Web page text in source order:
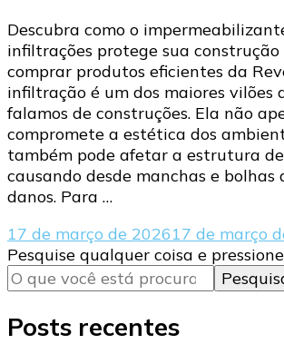
Descubra como o
infiltrações protege sua construção
comprar produtos eficientes da
infiltração é um dos maiores vilões
falamos de construções. Ela não
compromete a estética dos
também pode afetar a estrutura
causando desde manchas e bolhas
danos. Para …
17 de março de 202617 de março
Procurando
algo?
Pesquise qualquer coisa e
Posts recentes